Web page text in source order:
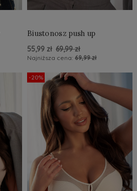
Biustonosz push up
55,99 zł 69,99 zł
Najniższa cena: 69,99 zł
Do Koszyka »
-20%